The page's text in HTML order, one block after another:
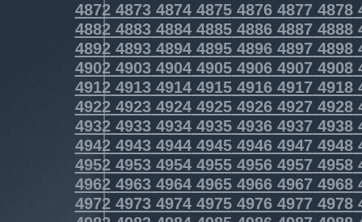
4872487348744875487648774878
4882488348844885488648874888
4892489348944895489648974898
4902490349044905490649074908
4912491349144915491649174918
4922492349244925492649274928
4932493349344935493649374938
4942494349444945494649474948
4952495349544955495649574958
4962496349644965496649674968
4972497349744975497649774978